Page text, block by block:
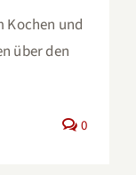
und
über den
0